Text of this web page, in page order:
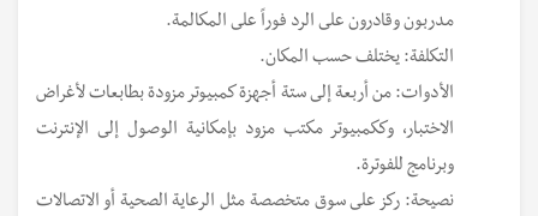
مدربون وقادرون على الرد فوراً على المكالمة.
التكلفة: يختلف حسب المكان.
الأدوات: من أربعة إلى ستة أجهزة كمبيوتر مزودة بطابعات لأغراض
الاختبار، وككمبيوتر مكتب مزود بإمكانية الوصول إلى الإنترنت
وبرنامج للفوترة.
نصيحة: ركز على سوق متخصصة مثل الرعاية الصحية أو الاتصالات